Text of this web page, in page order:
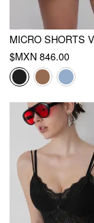
$MXN 846.00